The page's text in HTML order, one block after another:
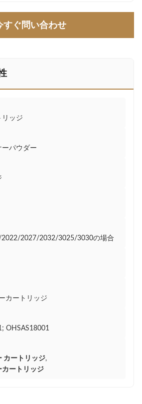
すぐ問い合わせ
リッジ
ーパウダー
2027/2032/3025/3030の場合
カートリッジ
OHSAS18001
カートリッジ,
カートリッジ